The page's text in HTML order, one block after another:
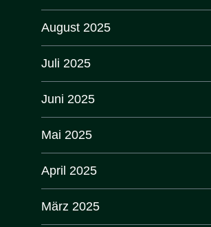
August 2025
Juli 2025
Juni 2025
Mai 2025
April 2025
März 2025